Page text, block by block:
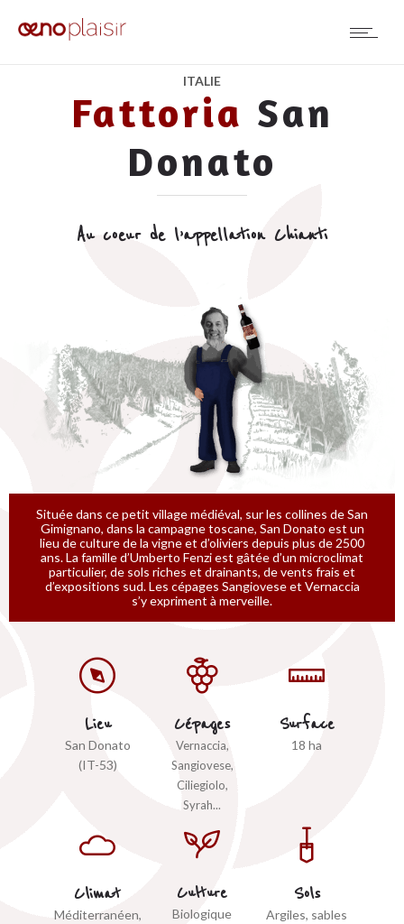
ITALIE
Fattoria San
Donato
Au coeur de l’appellation Chianti
Située dans ce petit village médiéval, sur les collines de San
Gimignano, dans la campagne toscane, San Donato est un
lieu de culture de la vigne et d’oliviers depuis plus de 2500
ans. La famille d’Umberto Fenzi est gâtée d’un microclimat
particulier, de sols riches et drainants, de vents frais et
d’expositions sud. Les cépages Sangiovese et Vernaccia
s’y expriment à merveille.
Lieu
San Donato
(IT-53)
Climat
Méditerranéen,
Cépages
Vernaccia,
Sangiovese,
Ciliegiolo,
Syrah...
Culture
Biologique
Surface
18 ha
Sols
Argiles, sables